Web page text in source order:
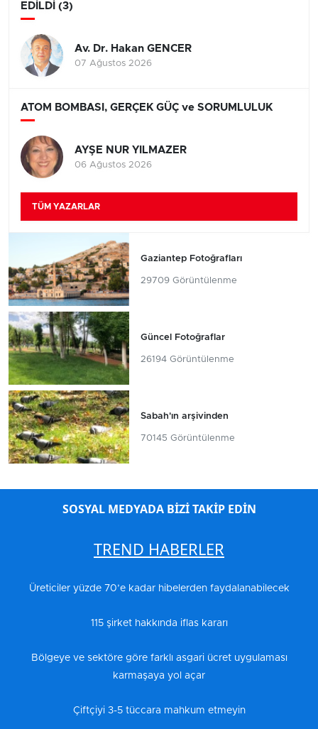
EDİLDİ (3)
Av. Dr. Hakan GENCER
07 Ağustos 2026
ATOM BOMBASI, GERÇEK GÜÇ ve SORUMLULUK
AYŞE NUR YILMAZER
06 Ağustos 2026
TÜM YAZARLAR
Gaziantep Fotoğrafları
29709 Görüntülenme
Güncel Fotoğraflar
26194 Görüntülenme
Sabah'ın arşivinden
70145 Görüntülenme
SOSYAL MEDYADA BİZİ TAKİP EDİN
TREND HABERLER
Üreticiler yüzde 70’e kadar hibelerden faydalanabilecek
115 şirket hakkında iflas kararı
Bölgeye ve sektöre göre farklı asgari ücret uygulaması
karmaşaya yol açar
Çiftçiyi 3-5 tüccara mahkum etmeyin